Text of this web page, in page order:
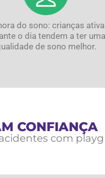
do sono: crianças
o dia tendem a ter uma
de sono melhor.
CONFIANÇA
com